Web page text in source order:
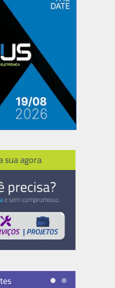
sua agora